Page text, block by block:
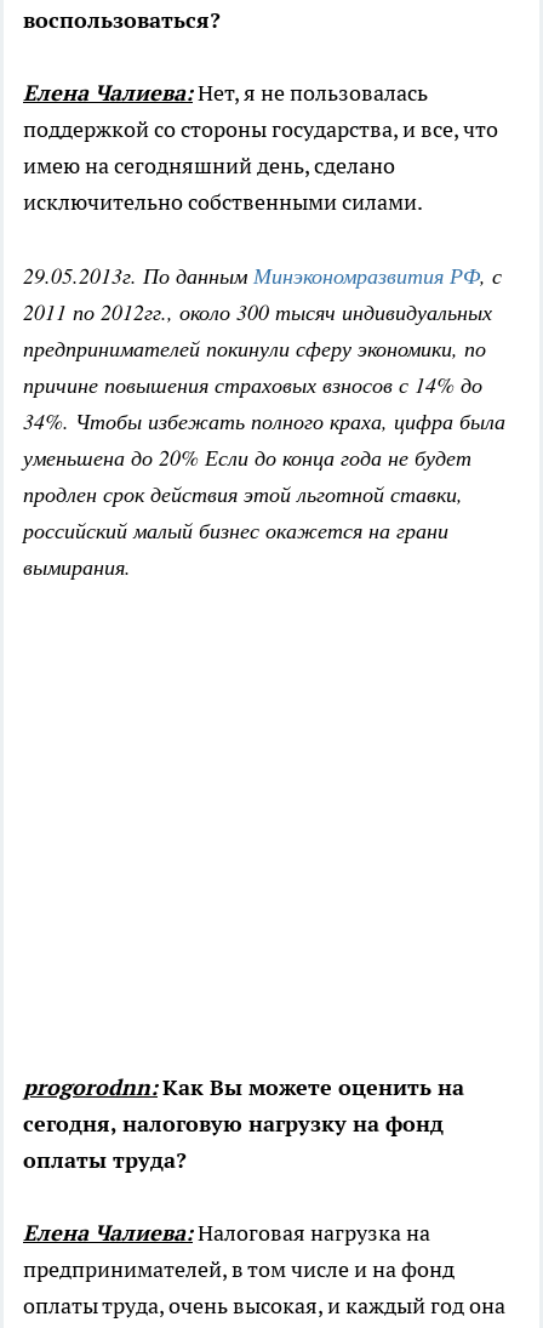
воспользоваться?
Елена Чалиева:Нет, я не пользовалась
поддержкой со стороны государства, и все, что
имею на сегодняшний день, сделано
исключительно собственными силами.
29.05.2013г. По данным Минэкономразвития РФ, с
2011 по 2012гг., около 300 тысяч индивидуальных
предпринимателей покинули сферу экономики, по
причине повышения страховых взносов с 14% до
34%. Чтобы избежать полного краха, цифра была
уменьшена до 20% Если до конца года не будет
продлен срок действия этой льготной ставки,
российский малый бизнес окажется на грани
вымирания.
progorodnn:Как Вы можете оценить на
сегодня, налоговую нагрузку на фонд
оплаты труда?
Елена Чалиева:Налоговая нагрузка на
предпринимателей, в том числе и на фонд
оплаты труда, очень высокая, и каждый год она